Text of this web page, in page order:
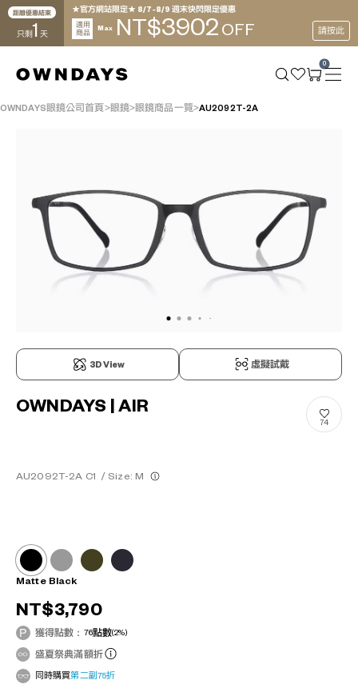
距離優惠結束
只剩1 天
★官方網站限定★ 8/7~8/9 週末快閃限定優惠
適用
商品
Max NT$3902 OFF 請按此
0
OWNDAYS眼鏡公司首頁 眼鏡 眼鏡商品一覽 AU2092T-2A
3D View 虛擬試戴
OWNDAYS | AIR
AU2092T-2A C1 / Size: M
74
Matte Black
NT$3,790
獲得點數： 76點數(2%)
盛夏祭典滿額折
同時購買第二副75折